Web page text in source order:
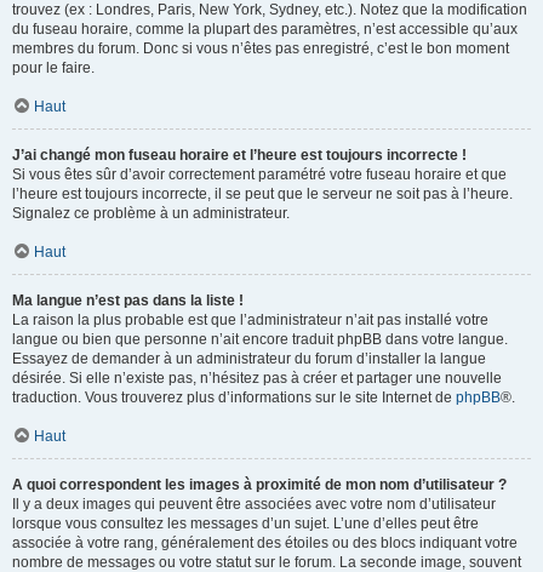
trouvez (ex : Londres, Paris, New York, Sydney, etc.). Notez que la modification
du fuseau horaire, comme la plupart des paramètres, n’est accessible qu’aux
membres du forum. Donc si vous n’êtes pas enregistré, c’est le bon moment
pour le faire.
Haut
J’ai changé mon fuseau horaire et l’heure est toujours incorrecte !
Si vous êtes sûr d’avoir correctement paramétré votre fuseau horaire et que
l’heure est toujours incorrecte, il se peut que le serveur ne soit pas à l’heure.
Signalez ce problème à un administrateur.
Haut
Ma langue n’est pas dans la liste !
La raison la plus probable est que l’administrateur n’ait pas installé votre
langue ou bien que personne n’ait encore traduit phpBB dans votre langue.
Essayez de demander à un administrateur du forum d’installer la langue
désirée. Si elle n’existe pas, n’hésitez pas à créer et partager une nouvelle
traduction. Vous trouverez plus d’informations sur le site Internet de phpBB®.
Haut
A quoi correspondent les images à proximité de mon nom d’utilisateur ?
Il y a deux images qui peuvent être associées avec votre nom d’utilisateur
lorsque vous consultez les messages d’un sujet. L’une d’elles peut être
associée à votre rang, généralement des étoiles ou des blocs indiquant votre
nombre de messages ou votre statut sur le forum. La seconde image, souvent